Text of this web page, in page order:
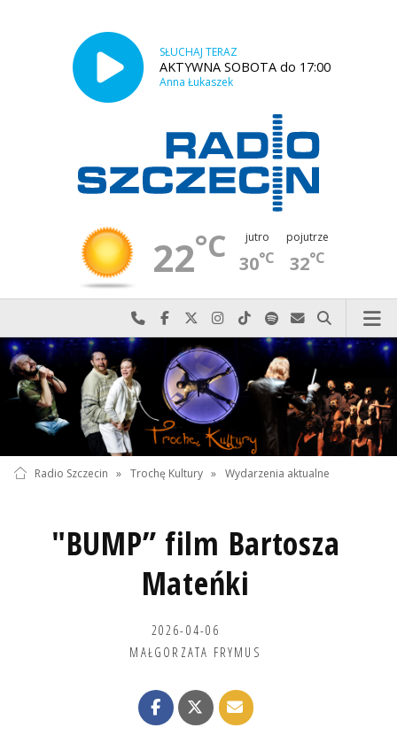
SŁUCHAJ TERAZ
AKTYWNA SOBOTA do 17:00
Anna Łukaszek
22°C jutro
30°C
pojutrze
32°C
Najlepiej po prostu do nas zadzwoń
Odwiedź nas na Facebook-u
Odwiedź nas na X
Odwiedź nas na Instagram-ie
Odwiedź nas na TikTok-u
Szukaj nas na Spotify
Wyślij do nas
Szukaj
Radio Szczecin » Trochę Kultury » Wydarzenia aktualne
"BUMP” film Bartosza
Mateńki
2026-04-06
MAŁGORZATA FRYMUS